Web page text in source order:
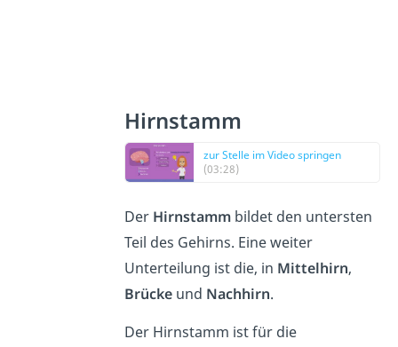
Hirnstamm
zur Stelle im Video springen
(03:28)
Der Hirnstammbildet den untersten
Teil des Gehirns. Eine weiter
Unterteilung ist die, in Mittelhirn,
Brückeund Nachhirn.
Der Hirnstamm ist für die